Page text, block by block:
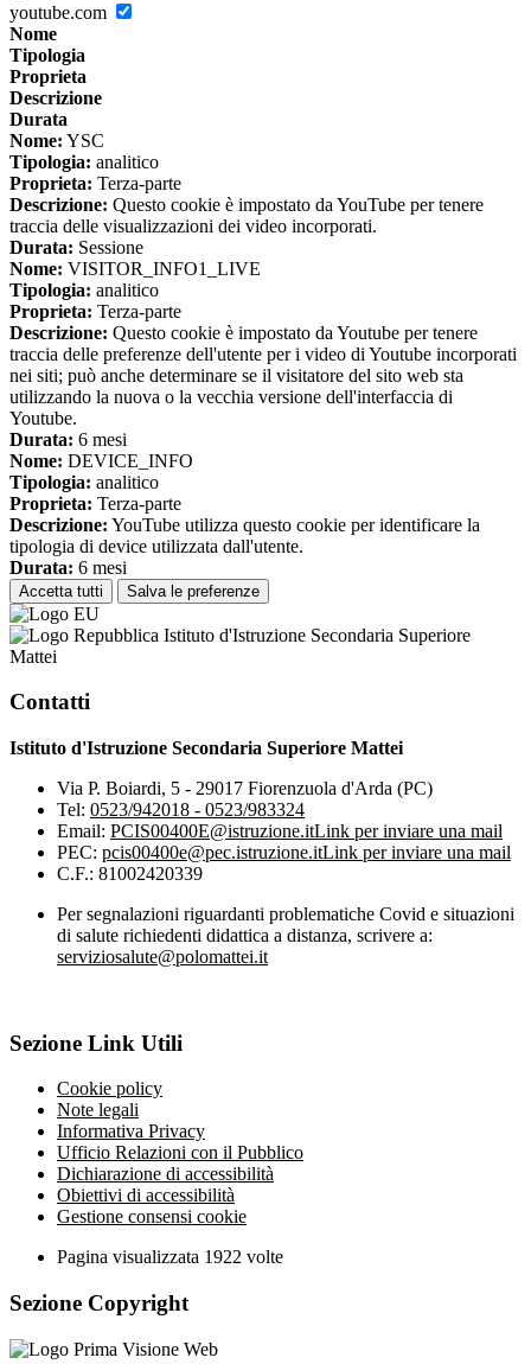
youtube.com
Nome
Tipologia
Proprieta
Descrizione
Durata
Nome: YSC
Tipologia: analitico
Proprieta: Terza-parte
Descrizione: Questo cookie è impostato da YouTube per tenere
traccia delle visualizzazioni dei video incorporati.
Durata: Sessione
Nome: VISITOR_INFO1_LIVE
Tipologia: analitico
Proprieta: Terza-parte
Descrizione: Questo cookie è impostato da Youtube per tenere
traccia delle preferenze dell'utente per i video di Youtube incorporati
nei siti; può anche determinare se il visitatore del sito web sta
utilizzando la nuova o la vecchia versione dell'interfaccia di
Youtube.
Durata: 6 mesi
Nome: DEVICE_INFO
Tipologia: analitico
Proprieta: Terza-parte
Descrizione: YouTube utilizza questo cookie per identificare la
tipologia di device utilizzata dall'utente.
Durata: 6 mesi
Accetta tutti Salva le preferenze
Istituto d'Istruzione Secondaria Superiore
Mattei
Contatti
Istituto d'Istruzione Secondaria Superiore Mattei
Via P. Boiardi, 5 - 29017 Fiorenzuola d'Arda (PC)
Tel: 0523/942018 - 0523/983324
Email: PCIS00400E@istruzione.itLink per inviare una mail
PEC: pcis00400e@pec.istruzione.itLink per inviare una mail
C.F.: 81002420339
Per segnalazioni riguardanti problematiche Covid e situazioni
di salute richiedenti didattica a distanza, scrivere a:
serviziosalute@polomattei.it
Sezione Link Utili
Cookie policy
Note legali
Informativa Privacy
Ufficio Relazioni con il Pubblico
Dichiarazione di accessibilità
Obiettivi di accessibilità
Gestione consensi cookie
Pagina visualizzata 1922 volte
Sezione Copyright